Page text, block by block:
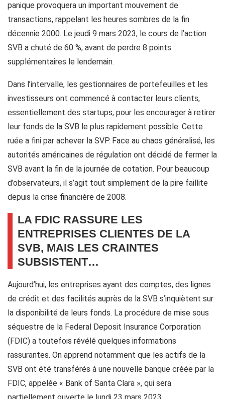
panique provoquera un important mouvement de
transactions, rappelant les heures sombres de la fin
décennie 2000. Le jeudi 9 mars 2023, le cours de l’action
SVB a chuté de 60 %, avant de perdre 8 points
supplémentaires le lendemain.
Dans l’intervalle, les gestionnaires de portefeuilles et les
investisseurs ont commencé à contacter leurs clients,
essentiellement des startups, pour les encourager à retirer
leur fonds de la SVB le plus rapidement possible. Cette
ruée a fini par achever la SVP. Face au chaos généralisé, les
autorités américaines de régulation ont décidé de fermer la
SVB avant la fin de la journée de cotation. Pour beaucoup
d’observateurs, il s’agit tout simplement de la pire faillite
depuis la crise financière de 2008.
LA FDIC RASSURE LES
ENTREPRISES CLIENTES DE LA
SVB, MAIS LES CRAINTES
SUBSISTENT…
Aujourd’hui, les entreprises ayant des comptes, des lignes
de crédit et des facilités auprès de la SVB s’inquiètent sur
la disponibilité de leurs fonds. La procédure de mise sous
séquestre de la Federal Deposit Insurance Corporation
(FDIC) a toutefois révélé quelques informations
rassurantes. On apprend notamment que les actifs de la
SVB ont été transférés à une nouvelle banque créée par la
FDIC, appelée « Bank of Santa Clara », qui sera